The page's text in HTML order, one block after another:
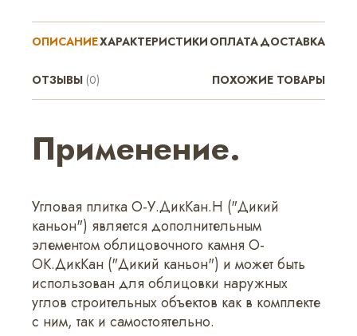
ОПИСАНИЕХАРАКТЕРИСТИКИ ОПЛАТАДОСТАВКА
ОТЗЫВЫ (0) ПОХОЖИЕ ТОВАРЫ
Применение.
Угловая плитка О-У.ДикКан.Н ("Дикий
каньон") является дополнительным
элементом облицовочного камня О-
ОК.ДикКан ("Дикий каньон") и может быть
использован для облицовки наружных
углов строительных объектов как в комплекте
с ним, так и самостоятельно.